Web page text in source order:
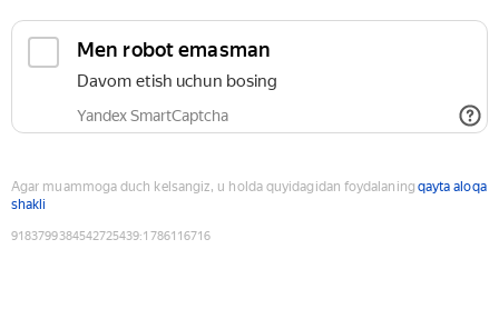
Men robot emasman
Davom etish uchun bosing
Yandex SmartCaptcha
Agar muammoga duch kelsangiz, u holda quyidagidan foydalaning qayta aloqa
shakli
9183799384542725439:1786116716